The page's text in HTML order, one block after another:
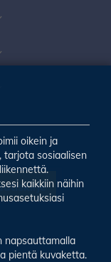
oikein ja
tarjota sosiaalisen
kaikkiin näihin
napsauttamalla
pientä kuvaketta.